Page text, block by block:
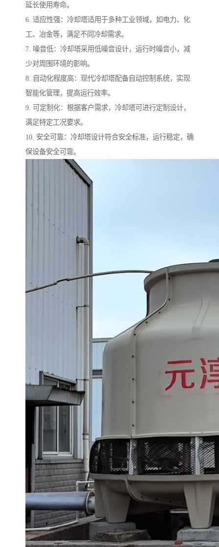
延长使用寿命。
6. 适应性强：冷却塔适用于多种工业领域，如电力、化
工、冶金等，满足不同冷却需求。
7. 噪音低：冷却塔采用低噪音设计，运行时噪音小，减
少对周围环境的影响。
8. 自动化程度高：现代冷却塔配备自动控制系统，实现
智能化管理，提高运行效率。
9. 可定制化：根据客户需求，冷却塔可进行定制设计，
满足特定工况要求。
10. 安全可靠：冷却塔设计符合安全标准，运行稳定，确
保设备安全可靠。